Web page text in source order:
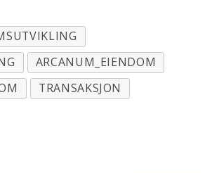
ARCANUM_EIENDOM
TRANSAKSJON